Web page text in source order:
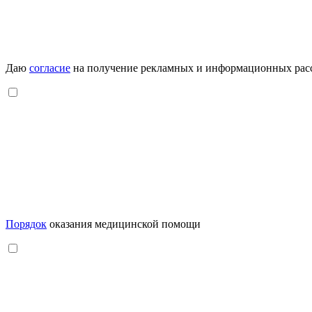
Даю согласие на получение рекламных и информационных
Порядок оказания медицинской помощи